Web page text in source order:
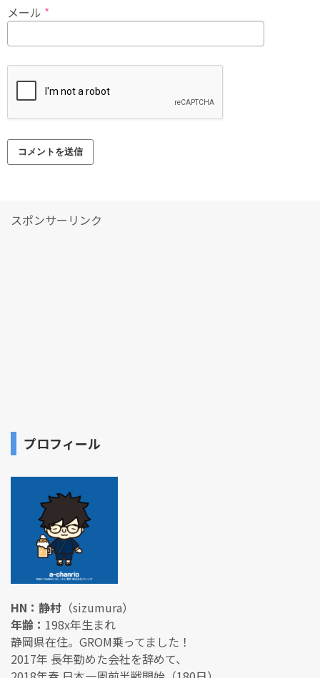
メール *
スポンサーリンク
プロフィール
HN：静村 （sizumura）
年齢： 198x年生まれ
静岡県在住。GROM乗ってました！
2017年 長年勤めた会社を辞めて、